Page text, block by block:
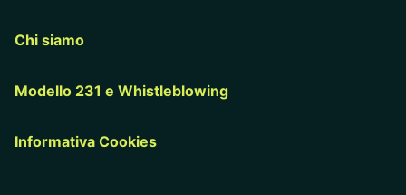
Chi siamo
Modello 231 e Whistleblowing
Informativa Cookies